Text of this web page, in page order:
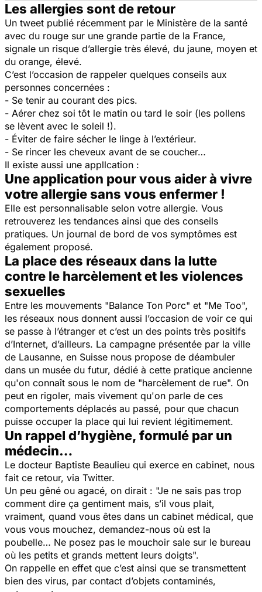
Les allergies sont de retour
Un tweet publié récemment par le Ministère de la santé
avec du rouge sur une grande partie de la France,
signale un risque d’allergie très élevé, du jaune, moyen et
du orange, élevé.
C’est l’occasion de rappeler quelques conseils aux
personnes concernées :
- Se tenir au courant des pics.
- Aérer chez soi tôt le matin ou tard le soir (les pollens
se lèvent avec le soleil !).
- Éviter de faire sécher le linge à l’extérieur.
- Se rincer les cheveux avant de se coucher…
Il existe aussi une appllcation :
Une application pour vous aider à vivre
votre allergie sans vous enfermer !
Elle est personnalisable selon votre allergie. Vous
retrouverez les tendances ainsi que des conseils
pratiques. Un journal de bord de vos symptômes est
également proposé.
La place des réseaux dans la lutte
contre le harcèlement et les violences
sexuelles
Entre les mouvements "Balance Ton Porc" et "Me Too",
les réseaux nous donnent aussi l’occasion de voir ce qui
se passe à l’étranger et c’est un des points très positifs
d’Internet, d’ailleurs. La campagne présentée par la ville
de Lausanne, en Suisse nous propose de déambuler
dans un musée du futur, dédié à cette pratique ancienne
qu'on connaît sous le nom de "harcèlement de rue". On
peut en rigoler, mais vivement qu'on parle de ces
comportements déplacés au passé, pour que chacun
puisse occuper la place qui lui revient légitimement.
Un rappel d’hygiène, formulé par un
médecin…
Le docteur Baptiste Beaulieu qui exerce en cabinet, nous
fait ce retour, via Twitter.
Un peu gêné ou agacé, on dirait : "Je ne sais pas trop
comment dire ça gentiment mais, s’il vous plait,
vraiment, quand vous êtes dans un cabinet médical, que
vous vous mouchez, demandez-nous où est la
poubelle… Ne posez pas le mouchoir sale sur le bureau
où les petits et grands mettent leurs doigts".
On rappelle en effet que c’est ainsi que se transmettent
bien des virus, par contact d’objets contaminés,